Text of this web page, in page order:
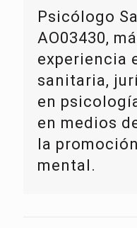
Psicólogo
AO03430,
experiencia
sanitaria,
en
en medios
la
mental.